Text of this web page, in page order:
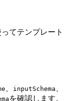
ってテンプレート
、 inputSchema 、
を確認します。